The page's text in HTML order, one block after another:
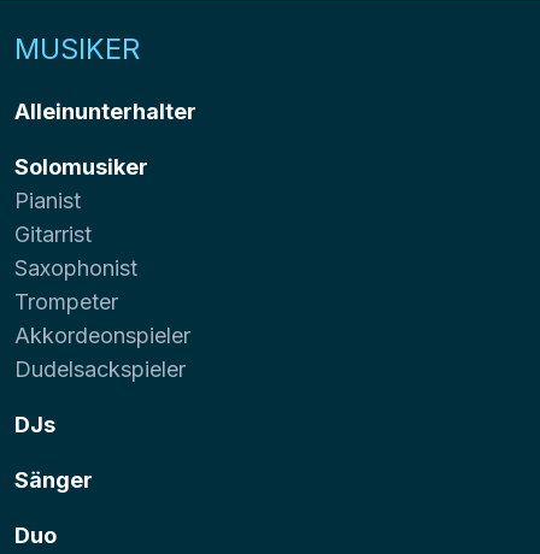
MUSIKER
Alleinunterhalter
Solomusiker
Pianist
Gitarrist
Saxophonist
Trompeter
Akkordeonspieler
Dudelsackspieler
DJs
Sänger
Duo